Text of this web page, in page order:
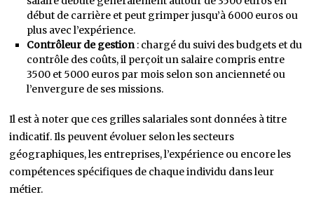
début de carrière et peut grimper jusqu’à 6000 euros ou
plus avec l’expérience.
Contrôleur de gestion: chargé du suivi des budgets et du
contrôle des coûts, il perçoit un salaire compris entre
3500 et 5000 euros par mois selon son ancienneté ou
l’envergure de ses missions.
Il est à noter que ces grilles salariales sont données à titre
indicatif. Ils peuvent évoluer selon les secteurs
géographiques, les entreprises, l’expérience ou encore les
compétences spécifiques de chaque individu dans leur
métier.